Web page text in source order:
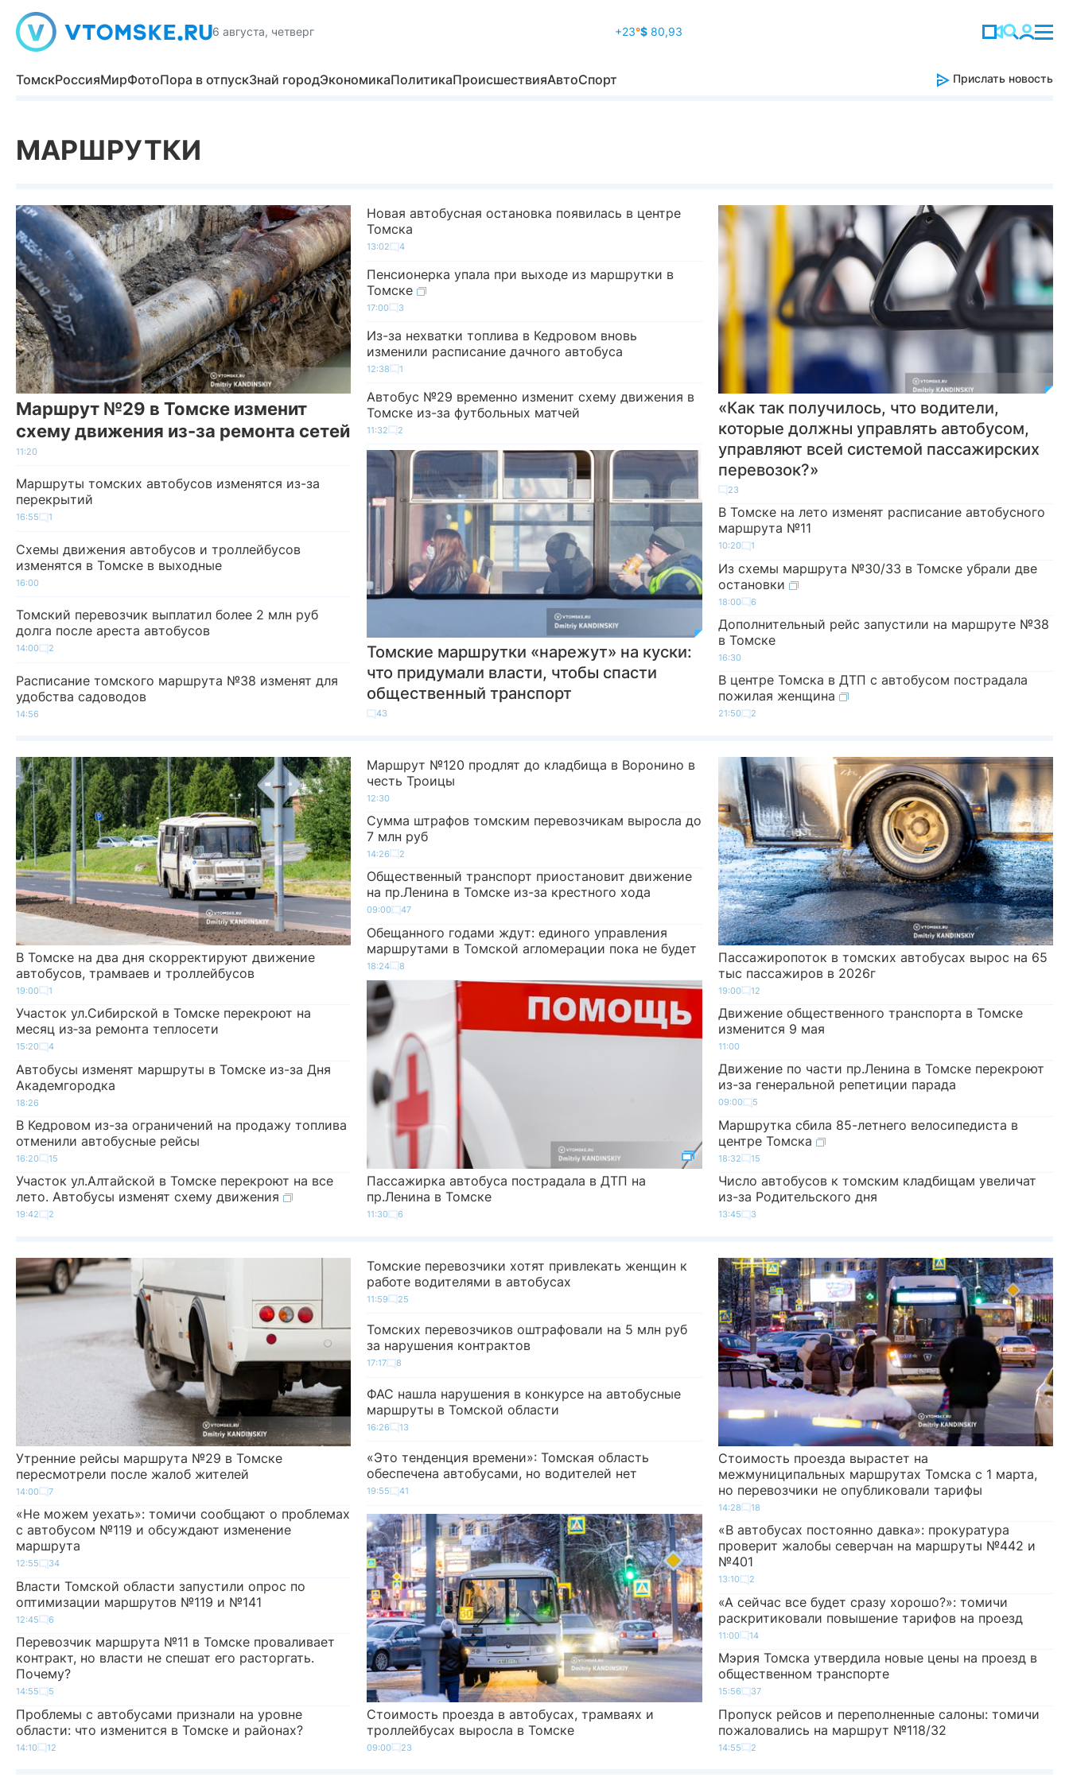
6 августа, четверг +23°$80,93
ТомскРоссияМирФотоПора в отпускЗнай городЭкономикаПолитикаПроисшествияАвтоСпорт Прислать новость
МАРШРУТКИ
Маршрут №29 в Томске изменит
схему движения из-за ремонта сетей
11:20
Маршруты томских автобусов изменятся из-за
перекрытий
16:55 1
Схемы движения автобусов и троллейбусов
изменятся в Томске в выходные
16:00
Томский перевозчик выплатил более 2 млн руб
долга после ареста автобусов
14:00 2
Расписание томского маршрута №38 изменят для
удобства садоводов
14:56
Новая автобусная остановка появилась в центре
Томска
13:02 4
Пенсионерка упала при выходе из маршрутки в
Томске
17:00 3
Из-за нехватки топлива в Кедровом вновь
изменили расписание дачного автобуса
12:38 1
Автобус №29 временно изменит схему движения в
Томске из-за футбольных матчей
11:32 2
Томские маршрутки «нарежут» на куски:
что придумали власти, чтобы спасти
общественный транспорт
43
«Как так получилось, что водители,
которые должны управлять автобусом,
управляют всей системой пассажирских
перевозок?»
23
В Томске на лето изменят расписание автобусного
маршрута №11
10:20 1
Из схемы маршрута №30/33 в Томске убрали две
остановки
18:00 6
Дополнительный рейс запустили на маршруте №38
в Томске
16:30
В центре Томска в ДТП с автобусом пострадала
пожилая женщина
21:50 2
В Томске на два дня скорректируют движение
автобусов, трамваев и троллейбусов
19:00 1
Участок ул.Сибирской в Томске перекроют на
месяц из‑за ремонта теплосети
15:20 4
Автобусы изменят маршруты в Томске из-за Дня
Академгородка
18:26
В Кедровом из-за ограничений на продажу топлива
отменили автобусные рейсы
16:20 15
Участок ул.Алтайской в Томске перекроют на все
лето. Автобусы изменят схему движения
19:42 2
Маршрут №120 продлят до кладбища в Воронино в
честь Троицы
12:30
Сумма штрафов томским перевозчикам выросла до
7 млн руб
14:26 2
Общественный транспорт приостановит движение
на пр.Ленина в Томске из-за крестного хода
09:00 47
Обещанного годами ждут: единого управления
маршрутами в Томской агломерации пока не будет
18:24 8
Пассажирка автобуса пострадала в ДТП на
пр.Ленина в Томске
11:30 6
Пассажиропоток в томских автобусах вырос на 65
тыс пассажиров в 2026г
19:00 12
Движение общественного транспорта в Томске
изменится 9 мая
11:00
Движение по части пр.Ленина в Томске перекроют
из-за генеральной репетиции парада
09:00 5
Маршрутка сбила 85-летнего велосипедиста в
центре Томска
18:32 15
Число автобусов к томским кладбищам увеличат
из-за Родительского дня
13:45 3
Утренние рейсы маршрута №29 в Томске
пересмотрели после жалоб жителей
14:00 7
«Не можем уехать»: томичи сообщают о проблемах
с автобусом №119 и обсуждают изменение
маршрута
12:55 34
Власти Томской области запустили опрос по
оптимизации маршрутов №119 и №141
12:45 6
Перевозчик маршрута №11 в Томске проваливает
контракт, но власти не спешат его расторгать.
Почему?
14:55 5
Проблемы с автобусами признали на уровне
области: что изменится в Томске и районах?
14:10 12
Томские перевозчики хотят привлекать женщин к
работе водителями в автобусах
11:59 25
Томских перевозчиков оштрафовали на 5 млн руб
за нарушения контрактов
17:17 8
ФАС нашла нарушения в конкурсе на автобусные
маршруты в Томской области
16:26 13
«Это тенденция времени»: Томская область
обеспечена автобусами, но водителей нет
19:55 41
Стоимость проезда в автобусах, трамваях и
троллейбусах выросла в Томске
09:00 23
Стоимость проезда вырастет на
межмуниципальных маршрутах Томска с 1 марта,
но перевозчики не опубликовали тарифы
14:28 18
«В автобусах постоянно давка»: прокуратура
проверит жалобы северчан на маршруты №442 и
№401
13:10 2
«А сейчас все будет сразу хорошо?»: томичи
раскритиковали повышение тарифов на проезд
11:00 14
Мэрия Томска утвердила новые цены на проезд в
общественном транспорте
15:56 37
Пропуск рейсов и переполненные салоны: томичи
пожаловались на маршрут №118/32
14:55 2